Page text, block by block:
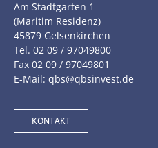
Am Stadtgarten 1
(Maritim Residenz)
45879 Gelsenkirchen
Tel. 02 09 / 97049800
Fax 02 09 / 97049801
E-Mail: qbs@qbsinvest.de
KONTAKT